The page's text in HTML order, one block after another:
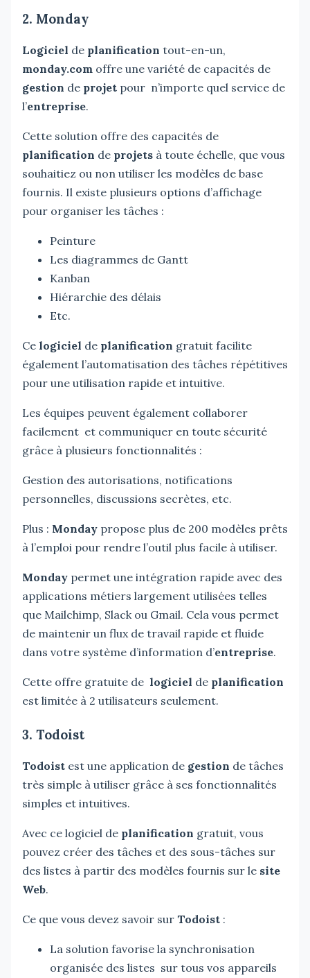
2. Monday
Logiciel de planification tout-en-un,
monday.com offre une variété de capacités de
gestion de projet pour n’importe quel service de
l’entreprise.
Cette solution offre des capacités de
planification de projets à toute échelle, que vous
souhaitiez ou non utiliser les modèles de base
fournis. Il existe plusieurs options d’affichage
pour organiser les tâches :
Peinture
Les diagrammes de Gantt
Kanban
Hiérarchie des délais
Etc.
Ce logiciel de planification gratuit facilite
également l’automatisation des tâches répétitives
pour une utilisation rapide et intuitive.
Les équipes peuvent également collaborer
facilement et communiquer en toute sécurité
grâce à plusieurs fonctionnalités :
Gestion des autorisations, notifications
personnelles, discussions secrètes, etc.
Plus : Monday propose plus de 200 modèles prêts
à l’emploi pour rendre l’outil plus facile à utiliser.
Monday permet une intégration rapide avec des
applications métiers largement utilisées telles
que Mailchimp, Slack ou Gmail. Cela vous permet
de maintenir un flux de travail rapide et fluide
dans votre système d’information d’entreprise.
Cette offre gratuite de logiciel de planification
est limitée à 2 utilisateurs seulement.
3. Todoist
Todoist est une application de gestion de tâches
très simple à utiliser grâce à ses fonctionnalités
simples et intuitives.
Avec ce logiciel de planification gratuit, vous
pouvez créer des tâches et des sous-tâches sur
des listes à partir des modèles fournis sur le site
Web.
Ce que vous devez savoir sur Todoist :
La solution favorise la synchronisation
organisée des listes sur tous vos appareils